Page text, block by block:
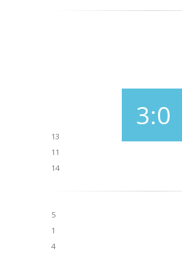
3:0
13
11
14
5
1
4